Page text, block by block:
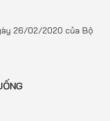
26/02/2020 của Bộ